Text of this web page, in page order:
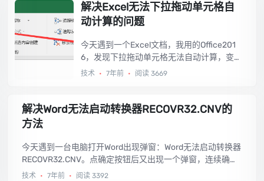
解决Excel无法下拉拖动单元格自
动计算的问题
今天遇到一个Excel文档，我用的Office201
6，发现下拉拖动单元格无法自动计算，变成
了复制单元格，发现是计算选项设置问题，
技术 • 7年前 • 阅读 3669
解决Word无法启动转换器RECOVR32.CNV的
方法
今天遇到一台电脑打开Word出现弹窗：Word无法启动转换器
RECOVR32.CNV。点确定按钮后又出现一个弹窗，连续确认
三次后又能打开Word，每次都这样，在网上找到了解决方
技术 • 7年前 • 阅读 3392